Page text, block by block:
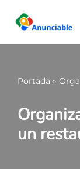
Saltar
al
Portada »
un